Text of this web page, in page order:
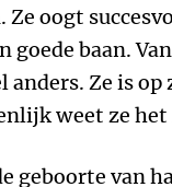
Ze oogt
goede baan.
anders. Ze is
weet ze
geboorte van